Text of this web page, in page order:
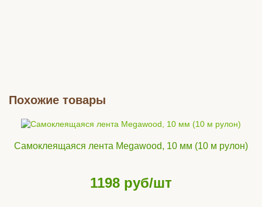
Похожие товары
Самоклеящаяся лента Megawood, 10 мм (10 м рулон)
1198 руб/шт